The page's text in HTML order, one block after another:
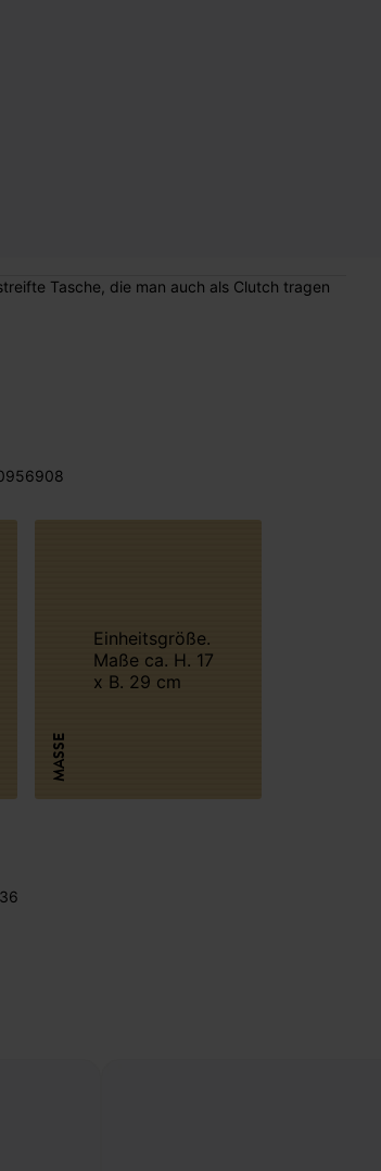
Tasche, die man auch als Clutch tragen
MASSE
Einheitsgröße.
Maße ca. H. 17
x B. 29 cm